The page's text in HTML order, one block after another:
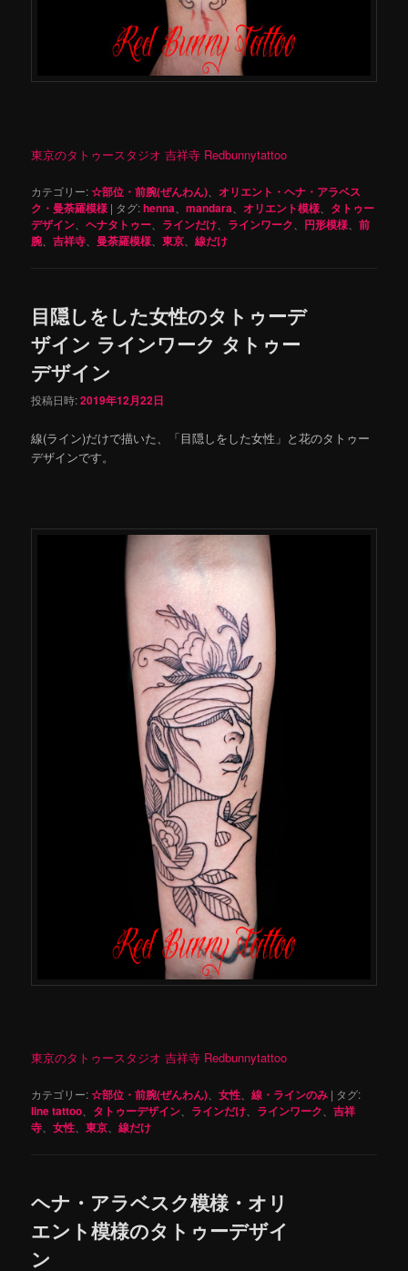
東京のタトゥースタジオ 吉祥寺 Redbunnytattoo
カテゴリー:☆部位・前腕(ぜんわん) 、オリエント・ヘナ・アラベス
ク・曼荼羅模様 | タグ:henna 、mandara 、オリエント模様
タトゥー
デザイン 、ヘナタトゥー ラインだけ ラインワーク 円形模様 、前
腕 、吉祥寺 曼荼羅模様 、東京 、線だけ
目隠しをした女性のタトゥーデ
ザイン ラインワーク タトゥー
デザイン
投稿日時:2019年12月22日
線(ライン)だけで描いた、「目隠しをした女性」と花のタトゥー
デザインです。
東京のタトゥースタジオ 吉祥寺 Redbunnytattoo
カテゴリー:☆部位・前腕(ぜんわん) 、女性 、線・ラインのみ | タグ:
line tattoo タトゥーデザイン ラインだけ ラインワーク 、吉祥
寺 、女性 、東京 、線だけ
ヘナ・アラベスク模様・オリ
エント模様のタトゥーデザイ
ン